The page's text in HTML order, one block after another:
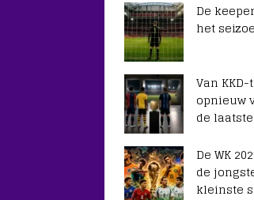
De
het
Van
opnieuw
de
De WK
de
kleinste